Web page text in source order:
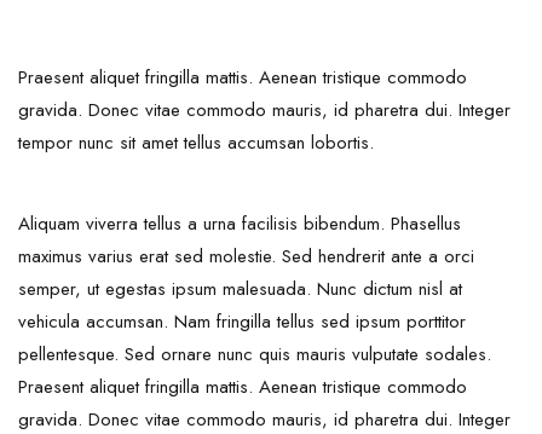
Praesent aliquet fringilla mattis. Aenean tristique commodo
gravida. Donec vitae commodo mauris, id pharetra dui. Integer
tempor nunc sit amet tellus accumsan lobortis.
Aliquam viverra tellus a urna facilisis bibendum. Phasellus
maximus varius erat sed molestie. Sed hendrerit ante a orci
semper, ut egestas ipsum malesuada. Nunc dictum nisl at
vehicula accumsan. Nam fringilla tellus sed ipsum porttitor
pellentesque. Sed ornare nunc quis mauris vulputate sodales.
Praesent aliquet fringilla mattis. Aenean tristique commodo
gravida. Donec vitae commodo mauris, id pharetra dui. Integer